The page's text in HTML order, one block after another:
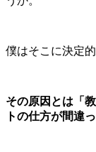
僕はそこに決定
その原因とは「
トの仕方が間違